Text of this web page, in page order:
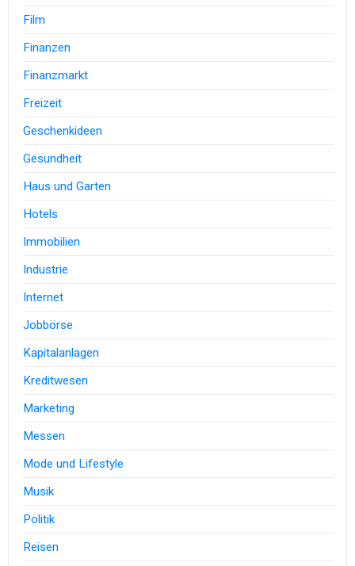
Film
Finanzen
Finanzmarkt
Freizeit
Geschenkideen
Gesundheit
Haus und Garten
Hotels
Immobilien
Industrie
Internet
Jobbörse
Kapitalanlagen
Kreditwesen
Marketing
Messen
Mode und Lifestyle
Musik
Politik
Reisen